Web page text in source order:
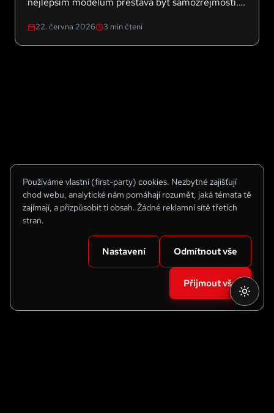
Používáme vlastní (first-party) cookies. Nezbytné zajišťují
chod webu, analytické nám pomáhají rozumět, jaká témata tě
zajímají, a přizpůsobit ti obsah. Žádné reklamní sítě třetích
stran.
Nastavení Odmítnout vše
Přijmout vše
alternativy?
22. června 2026 3 min čtení